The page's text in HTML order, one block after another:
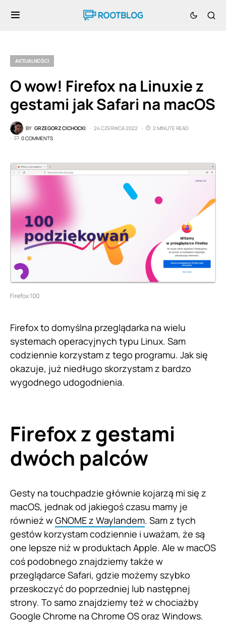
AKTUALNOŚCI
O wow! Firefox na Linuxie z
gestami jak Safari na macOS
BY GRZEGORZ CICHOCKI 24 CZERWCA 2022
2 MINUTE READ
0 COMMENTS
Firefox 100
Firefox to domyślna przeglądarka na wielu
systemach operacyjnych typu Linux. Sam
codziennie korzystam z tego programu. Jak się
okazuje, już niedługo skorzystam z bardzo
wygodnego udogodnienia.
Firefox z gestami
dwóch palców
Gesty na touchpadzie głównie kojarzą mi się z
macOS, jednak od jakiegoś czasu mamy je
również wGNOME z Waylandem. Sam z tych
gestów korzystam codziennie i uważam, że są
one lepsze niż w produktach Apple. Ale w macOS
coś podobnego znajdziemy także w
przeglądarce Safari, gdzie możemy szybko
przeskoczyć do poprzedniej lub następnej
strony. To samo znajdziemy też w chociażby
Google Chrome na Chrome OS oraz Windows.